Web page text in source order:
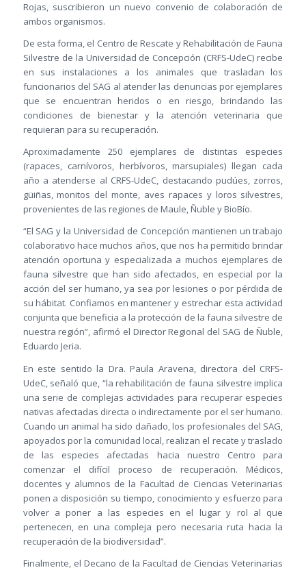
Rojas, suscribieron un nuevo convenio de colaboración de
ambos organismos.
De esta forma, el Centro de Rescate y Rehabilitación de Fauna
Silvestre de la Universidad de Concepción (CRFS-UdeC) recibe
en sus instalaciones a los animales que trasladan los
funcionarios del SAG al atender las denuncias por ejemplares
que se encuentran heridos o en riesgo, brindando las
condiciones de bienestar y la atención veterinaria que
requieran para su recuperación.
Aproximadamente 250 ejemplares de distintas especies
(rapaces, carnívoros, herbívoros, marsupiales) llegan cada
año a atenderse al CRFS-UdeC, destacando pudúes, zorros,
güiñas, monitos del monte, aves rapaces y loros silvestres,
provenientes de las regiones de Maule, Ñuble y BioBío.
“El SAG y la Universidad de Concepción mantienen un trabajo
colaborativo hace muchos años, que nos ha permitido brindar
atención oportuna y especializada a muchos ejemplares de
fauna silvestre que han sido afectados, en especial por la
acción del ser humano, ya sea por lesiones o por pérdida de
su hábitat. Confiamos en mantener y estrechar esta actividad
conjunta que beneficia a la protección de la fauna silvestre de
nuestra región”, afirmó el Director Regional del SAG de Ñuble,
Eduardo Jeria.
En este sentido la Dra. Paula Aravena, directora del CRFS-
UdeC, señaló que, “la rehabilitación de fauna silvestre implica
una serie de complejas actividades para recuperar especies
nativas afectadas directa o indirectamente por el ser humano.
Cuando un animal ha sido dañado, los profesionales del SAG,
apoyados por la comunidad local, realizan el recate y traslado
de las especies afectadas hacia nuestro Centro para
comenzar el difícil proceso de recuperación. Médicos,
docentes y alumnos de la Facultad de Ciencias Veterinarias
ponen a disposición su tiempo, conocimiento y esfuerzo para
volver a poner a las especies en el lugar y rol al que
pertenecen, en una compleja pero necesaria ruta hacia la
recuperación de la biodiversidad”.
Finalmente, el Decano de la Facultad de Ciencias Veterinarias